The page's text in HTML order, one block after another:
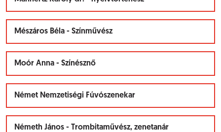
Mészáros Béla - Színművész
Moór Anna - Színésznő
Német Nemzetiségi Fúvószenekar
Németh János - Trombitaművész, zenetanár